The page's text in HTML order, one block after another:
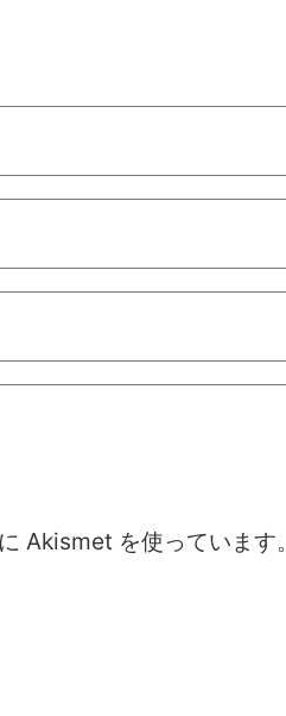
Akismet を使っています。